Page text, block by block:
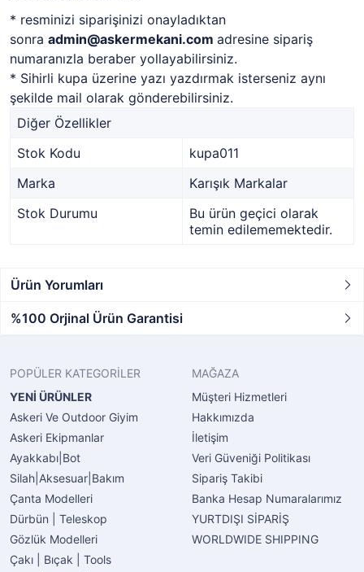
* resminizi siparişinizi onayladıktan
sonra admin@askermekani.com adresine sipariş
numaranızla beraber yollayabilirsiniz.
* Sihirli kupa üzerine yazı yazdırmak isterseniz aynı
şekilde mail olarak gönderebilirsiniz.
Diğer Özellikler
Stok Kodu
kupa011
Marka
Karışık Markalar
Stok Durumu
Bu ürün geçici olarak
temin edilememektedir.
Ürün Yorumları
%100 Orjinal Ürün Garantisi
POPÜLER KATEGORİLER
YENİ ÜRÜNLER
Askeri Ve Outdoor Giyim
Askeri Ekipmanlar
Ayakkabı|Bot
Silah|Aksesuar|Bakım
Çanta Modelleri
Dürbün | Teleskop
Gözlük Modelleri
Çakı | Bıçak | Tools
MAĞAZA
Müşteri Hizmetleri
Hakkımızda
İletişim
Veri Güveniği Politikası
Sipariş Takibi
Banka Hesap Numaralarımız
YURTDIŞI SİPARİŞ
WORLDWIDE SHIPPING